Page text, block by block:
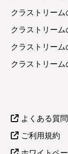
クラストリーム
クラストリーム
クラストリー
クラストリーム
よくある質問
ご利用規約